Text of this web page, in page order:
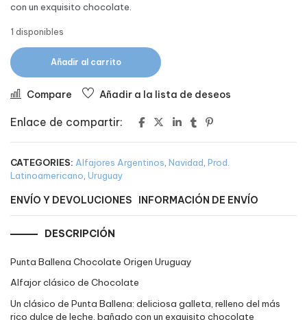
con un exquisito chocolate.
1 disponibles
Añadir al carrito
Compare Añadir a la lista de deseos
Enlace de compartir:
CATEGORIES: Alfajores Argentinos Navidad Prod.
Latinoamericano Uruguay
ENVÍO Y DEVOLUCIONES INFORMACIÓN DE ENVÍO
DESCRIPCIÓN
Punta Ballena Chocolate Origen Uruguay
Alfajor clásico de Chocolate
Un clásico de Punta Ballena: deliciosa galleta, relleno del más
rico dulce de leche, bañado con un exquisito chocolate